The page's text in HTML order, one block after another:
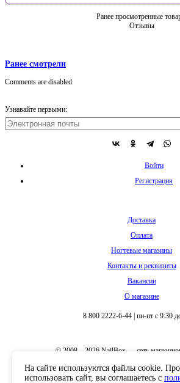
Ранее просмотренные
Отзывы
Ранее смотрели
Comments are disabled
Узнавайте первыми:
Войти
Регистрация
Доставка
Оплата
Ногтевые магазины
Контакты и реквизиты
Вакансии
О магазине
8 800 2222-6-44 пн-пт с 9:30
© 2008 – 2026 NailBox — сеть
На сайте используются файлы cookie.
использовать сайт, вы соглашаетесь с